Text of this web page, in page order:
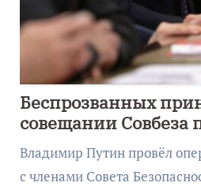
Беспрозванных
совещании Совбеза
руководством Путина
Владимир Путин провёл
с членами Совета